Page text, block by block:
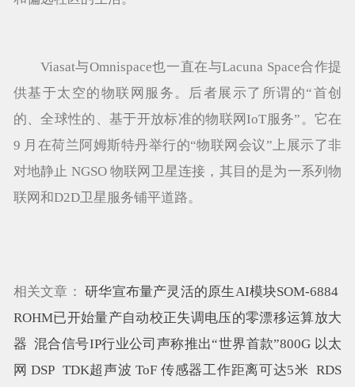
Viasat与Omnispace也一直在与Lacuna Space合作提
供基于太空的物联网服务。后者展示了所谓的“首创
的、全球性的、基于开放标准的物联网IoT服务”。它在
9 月在荷兰阿姆斯特丹举行的“物联网会议”上展示了非
对地静止 NGSO 物联网卫星连接，其目的是为一系列物
联网和D2D卫星服务铺平道路。
相关文章：研华宣布量产灵活的原生AI模块SOM-6884
ROHM已开始量产自动校正失调电压的零漂移运算放大
器 混合信号IP行业公司声称推出“世界首款”800G 以太
网 DSP TDK超声波 ToF 传感器工作距离可达5米 RDS